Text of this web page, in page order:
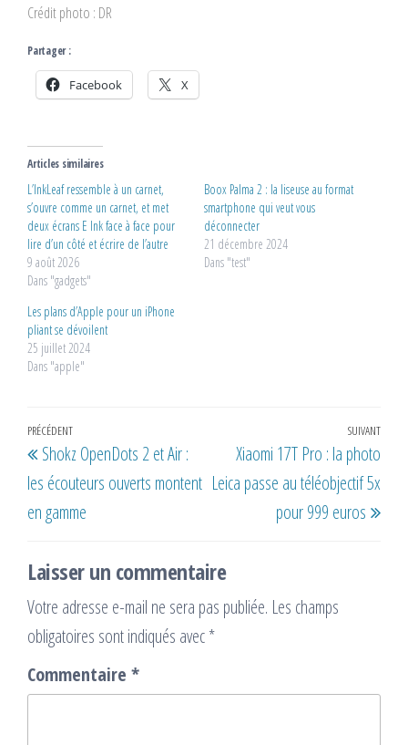
Crédit photo : DR
Partager :
Facebook X
Articles similaires
L’InkLeaf ressemble à un carnet,
s’ouvre comme un carnet, et met
deux écrans E Ink face à face pour
lire d’un côté et écrire de l’autre
9 août 2026
Dans "gadgets"
Boox Palma 2 : la liseuse au format
smartphone qui veut vous
déconnecter
21 décembre 2024
Dans "test"
Les plans d’Apple pour un iPhone
pliant se dévoilent
25 juillet 2024
Dans "apple"
Navigation
de
l’article
Article
précédent
PRÉCÉDENT
Shokz OpenDots 2 et Air :
les écouteurs ouverts montent
en gamme
SUIVANT
Xiaomi 17T Pro : la photo
Leica passe au téléobjectif 5x
pour 999 euros
Laisser un commentaire
Votre adresse e-mail ne sera pas publiée. Les champs
obligatoires sont indiqués avec*
Commentaire *